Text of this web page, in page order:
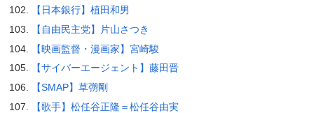
【日本銀行】植田和男
【自由民主党】片山さつき
【映画監督・漫画家】宮崎駿
【サイバーエージェント】藤田晋
【SMAP】草彅剛
【歌手】松任谷正隆＝松任谷由実